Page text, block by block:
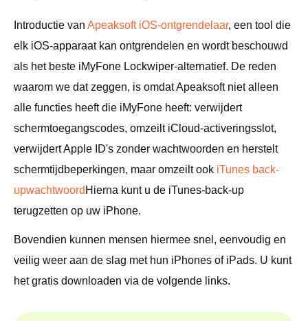
Introductie van Apeaksoft iOS-ontgrendelaar, een tool die
elk iOS-apparaat kan ontgrendelen en wordt beschouwd
als het beste iMyFone Lockwiper-alternatief. De reden
waarom we dat zeggen, is omdat Apeaksoft niet alleen
alle functies heeft die iMyFone heeft: verwijdert
schermtoegangscodes, omzeilt iCloud-activeringsslot,
verwijdert Apple ID's zonder wachtwoorden en herstelt
schermtijdbeperkingen, maar omzeilt ook iTunes back-
upwachtwoord Hierna kunt u de iTunes-back-up
terugzetten op uw iPhone.
Bovendien kunnen mensen hiermee snel, eenvoudig en
veilig weer aan de slag met hun iPhones of iPads. U kunt
het gratis downloaden via de volgende links.